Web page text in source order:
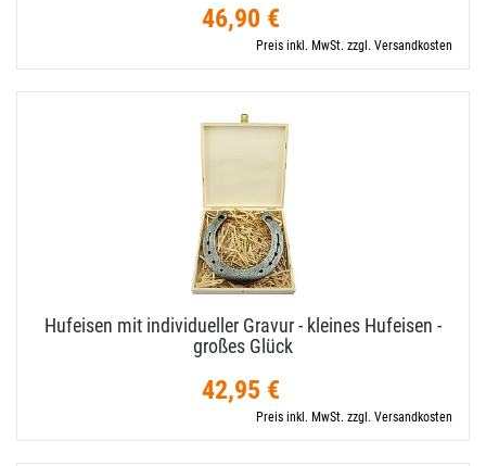
46,90 €
Preis inkl. MwSt. zzgl. Versandkosten
Hufeisen mit individueller Gravur - kleines Hufeisen -
großes Glück
42,95 €
Preis inkl. MwSt. zzgl. Versandkosten